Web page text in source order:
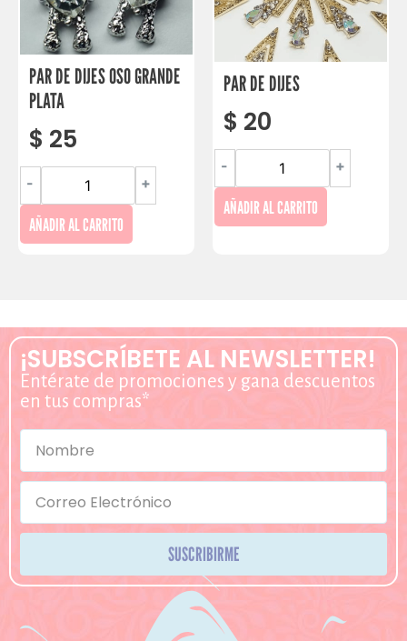
PAR DE DIJES OSO GRANDE
PLATA
$ 25
- +
AÑADIR AL CARRITO
PAR DE DIJES
$ 20
- +
AÑADIR AL CARRITO
¡SUBSCRÍBETE AL NEWSLETTER!
Entérate de promociones y gana descuentos
en tus compras*
SUSCRIBIRME